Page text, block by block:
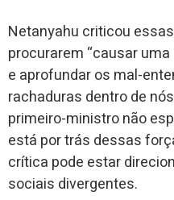
Netanyahu criticou
procurarem “causar
e aprofundar os mal-
rachaduras dentro de
primeiro-ministro não
está por trás dessas
crítica pode estar
sociais divergentes.